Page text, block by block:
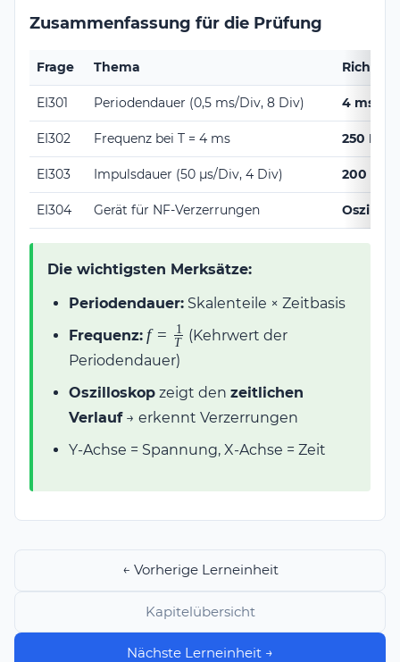
Zusammenfassung für die Prüfung
Frage Thema
EI301 Periodendauer (0,5 ms/Div, 8 Div) 4 ms
EI302 Frequenz bei T = 4 ms 250 Hz
EI303 Impulsdauer (50 μs/Div, 4 Div) 200 μs
EI304 Gerät für NF-Verzerrungen
Die wichtigsten Merksätze:
Periodendauer: Skalenteile × Zeitbasis
Frequenz: f =
\frac{1}
f = T
1 (Kehrwert der
Periodendauer)
Oszilloskop zeigt den zeitlichen
Verlauf→ erkennt Verzerrungen
Y-Achse = Spannung, X-Achse = Zeit
← Vorherige Lerneinheit
Kapitelübersicht
Nächste Lerneinheit →